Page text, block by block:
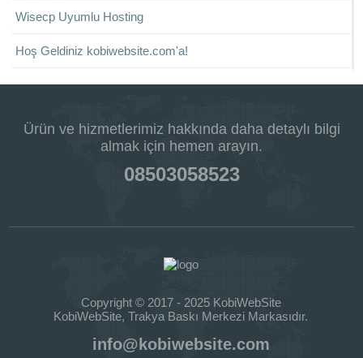
Wisecp Uyumlu Hosting
Hoş Geldiniz kobiwebsite.com'a!
Ürün ve hizmetlerimiz hakkında daha detaylı bilgi
almak için hemen arayın.
08503058523
Copyright © 2017 - 2025 KobiWebSite
KobiWebSite, Trakya Baskı Merkezi Markasıdır.
info@kobiwebsite.com